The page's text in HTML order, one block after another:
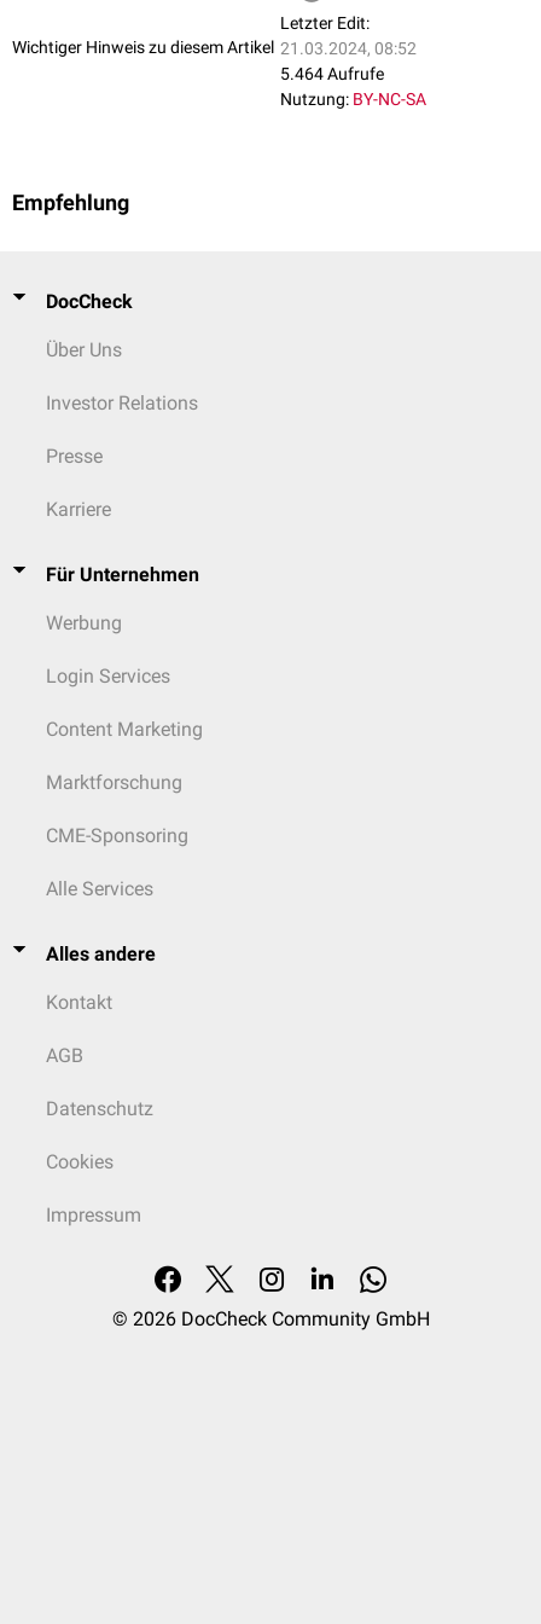
Wichtiger Hinweis zu diesem Artikel
Letzter Edit:
21.03.2024, 08:52
5.464 Aufrufe
Nutzung: BY-NC-SA
Empfehlung
DocCheck
Über Uns
Investor Relations
Presse
Karriere
Für Unternehmen
Werbung
Login Services
Content Marketing
Marktforschung
CME-Sponsoring
Alle Services
Alles andere
Kontakt
AGB
Datenschutz
Cookies
Impressum
© 2026 DocCheck Community GmbH